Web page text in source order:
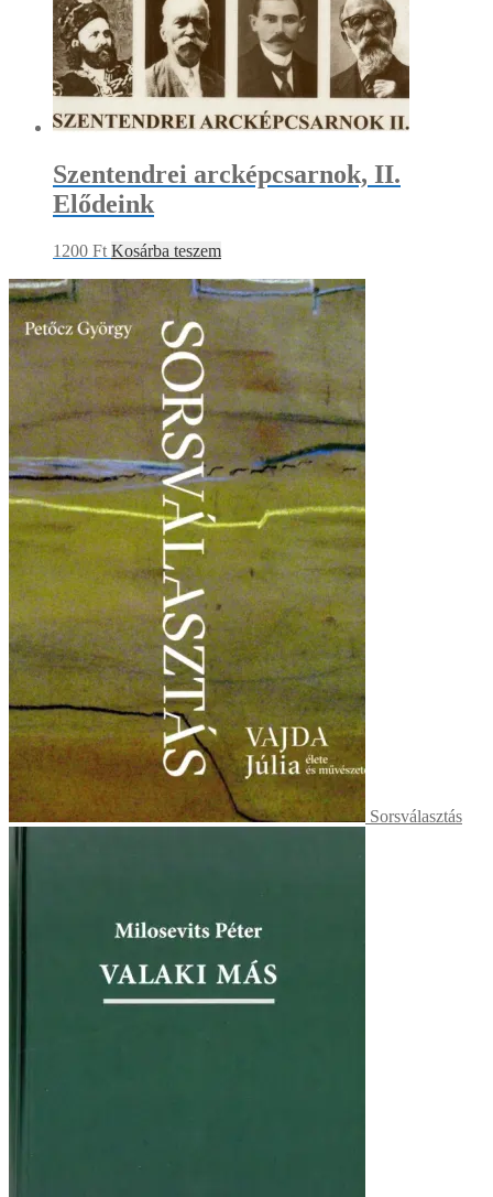
Szentendrei arcképcsarnok, II.
Elődeink
1200 Ft Kosárba teszem
Sorsválasztás